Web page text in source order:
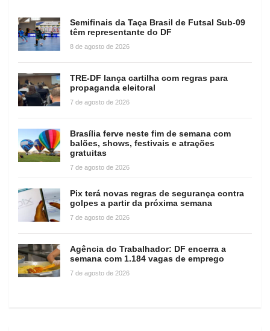
Semifinais da Taça Brasil de Futsal Sub-09
têm representante do DF
8 de agosto de 2026
TRE-DF lança cartilha com regras para
propaganda eleitoral
7 de agosto de 2026
Brasília ferve neste fim de semana com
balões, shows, festivais e atrações
gratuitas
7 de agosto de 2026
Pix terá novas regras de segurança contra
golpes a partir da próxima semana
7 de agosto de 2026
Agência do Trabalhador: DF encerra a
semana com 1.184 vagas de emprego
7 de agosto de 2026